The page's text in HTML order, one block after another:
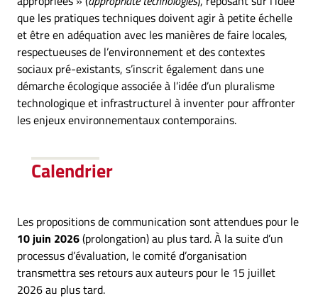
que les pratiques techniques doivent agir à petite échelle
et être en adéquation avec les manières de faire locales,
respectueuses de l’environnement et des contextes
sociaux pré-existants, s’inscrit également dans une
démarche écologique associée à l’idée d’un pluralisme
technologique et infrastructurel à inventer pour affronter
les enjeux environnementaux contemporains.
Calendrier
Les propositions de communication sont attendues pour le
10 juin 2026(prolongation) au plus tard. À la suite d’un
processus d’évaluation, le comité d’organisation
transmettra ses retours aux auteurs pour le 15 juillet
2026 au plus tard.